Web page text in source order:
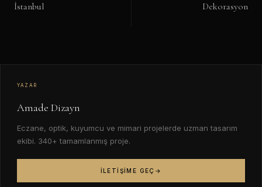
İstanbul
Dekorasyon
YAZAR
Amade Dizayn
Eczane, optik, kuyumcu ve mimari projelerde uzman tasarım
ekibi. 340+ tamamlanmış proje.
İLETIŞIME GEÇ